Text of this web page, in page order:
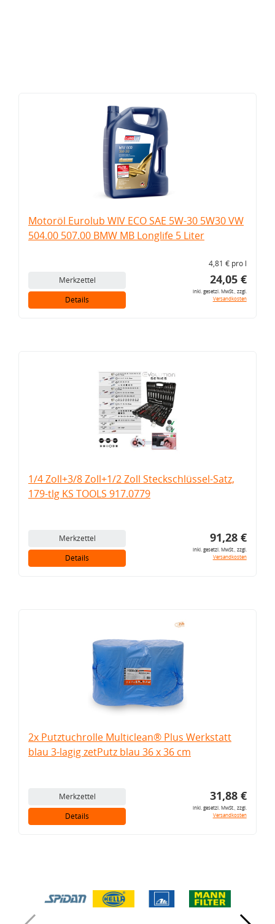
Motoröl Eurolub WIV ECO SAE 5W-30 5W30 VW
504.00 507.00 BMW MB Longlife 5 Liter
Merkzettel
Details
4,81 € pro l
24,05 €
inkl. gesetzl. MwSt., zzgl.
Versandkosten
1/4 Zoll+3/8 Zoll+1/2 Zoll Steckschlüssel-Satz,
179-tlg KS TOOLS 917.0779
Merkzettel
Details
91,28 €
inkl. gesetzl. MwSt., zzgl.
Versandkosten
2x Putztuchrolle Multiclean® Plus Werkstatt
blau 3-lagig zetPutz blau 36 x 36 cm
Merkzettel
Details
31,88 €
inkl. gesetzl. MwSt., zzgl.
Versandkosten